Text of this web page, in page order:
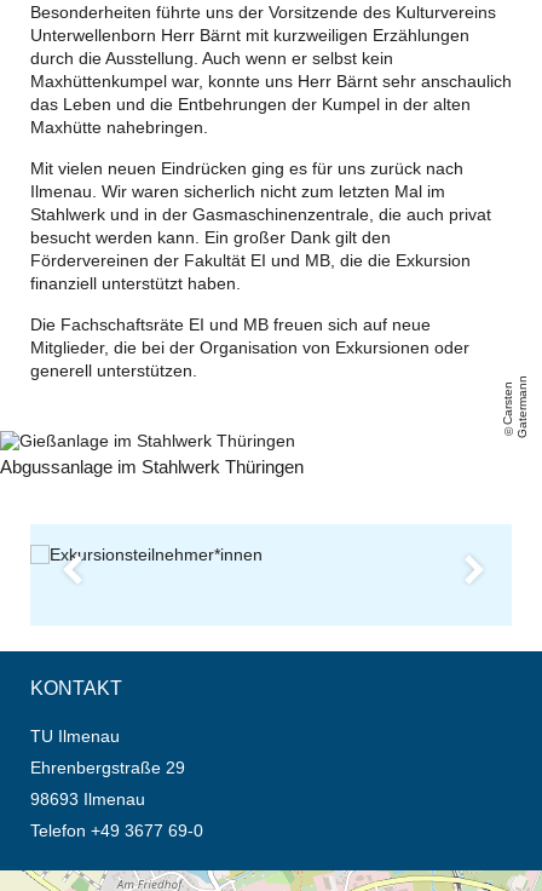
Besonderheiten führte uns der Vorsitzende des Kulturvereins
Unterwellenborn Herr Bärnt mit kurzweiligen Erzählungen
durch die Ausstellung. Auch wenn er selbst kein
Maxhüttenkumpel war, konnte uns Herr Bärnt sehr anschaulich
das Leben und die Entbehrungen der Kumpel in der alten
Maxhütte nahebringen.
Mit vielen neuen Eindrücken ging es für uns zurück nach
Ilmenau. Wir waren sicherlich nicht zum letzten Mal im
Stahlwerk und in der Gasmaschinenzentrale, die auch privat
besucht werden kann. Ein großer Dank gilt den
Fördervereinen der Fakultät EI und MB, die die Exkursion
finanziell unterstützt haben.
Die Fachschaftsräte EI und MB freuen sich auf neue
Mitglieder, die bei der Organisation von Exkursionen oder
generell unterstützen.
C
a
r
s
t
e
n
G
a
t
e
r
m
a
nn
Abgussanlage im Stahlwerk Thüringen
Die Exkursionsteilnehmer*innen vor einem ausrangierten
Konverter
KONTAKT
TU Ilmenau
Ehrenbergstraße 29
98693 Ilmenau
Telefon +49 3677 69-0
Öffnet die Anfahrtsbeschreibung in neuem Tab (Karte)